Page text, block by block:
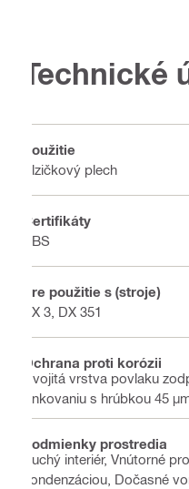
Technické
Použitie
Slzičkový plech
Certifikáty
ABS
Pre použitie s (stroje)
BX 3, DX 351
Ochrana proti korózii
Dvojitá vrstva povlaku
zinkovaniu s hrúbkou 45
Podmienky prostredia
Suchý interiér, Vnútorné
kondenzáciou, Dočasné